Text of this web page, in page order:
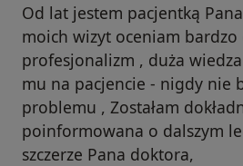
Od lat jestem pacjentką
moich wizyt oceniam bardzo
profesjonalizm , duża
mu na pacjencie - nigdy nie
problemu , Zostałam
poinformowana o dalszym
szczerze Pana doktora,